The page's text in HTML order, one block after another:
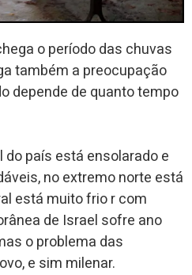
o período das chuvas
também a preocupação
depende de quanto tempo
país está ensolarado e
no extremo norte está
está muito frio r com
de Israel sofre ano
o problema das
e sim milenar.